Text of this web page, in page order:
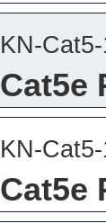
KN-
Cat5e
KN-
Cat5e